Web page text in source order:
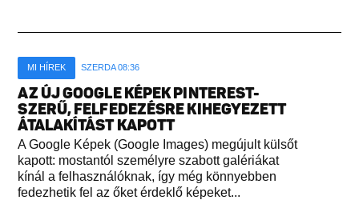
MI HÍREK SZERDA 08:36
AZ ÚJ GOOGLE KÉPEK PINTEREST-
SZERŰ, FELFEDEZÉSRE KIHEGYEZETT
ÁTALAKÍTÁST KAPOTT
A Google Képek (Google Images) megújult külsőt
kapott: mostantól személyre szabott galériákat
kínál a felhasználóknak, így még könnyebben
fedezhetik fel az őket érdeklő képeket...